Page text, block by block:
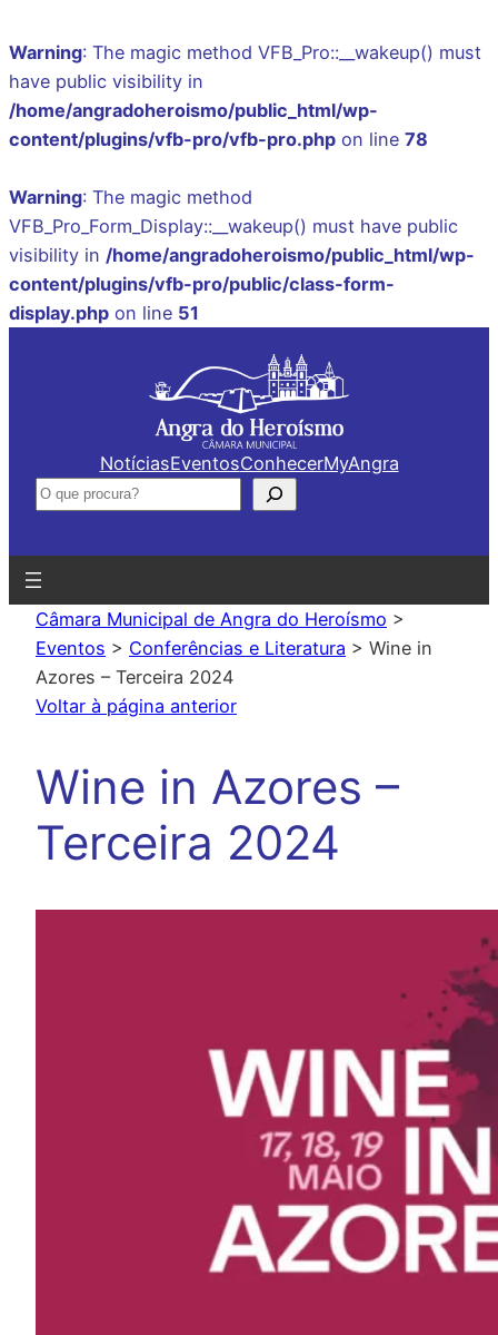
Warning: The magic method VFB_Pro::__wakeup() must
have public visibility in
/home/angradoheroismo/public_html/wp-
content/plugins/vfb-pro/vfb-pro.php on line 78
Warning: The magic method
VFB_Pro_Form_Display::__wakeup() must have public
visibility in /home/angradoheroismo/public_html/wp-
content/plugins/vfb-pro/public/class-form-
display.php on line 51
NotíciasEventosConhecerMyAngra
Pesquisar
Câmara Municipal de Angra do Heroísmo >
Eventos > Conferências e Literatura > Wine in
Azores – Terceira 2024
Voltar à página anterior
Wine in Azores –
Terceira 2024